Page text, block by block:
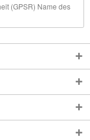
(GPSR) Name des